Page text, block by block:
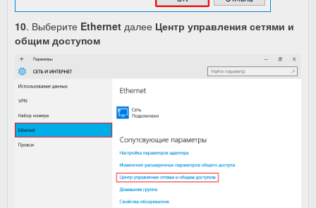
10. Выберите Ethernet далее Центр управления сетями и
общим доступом